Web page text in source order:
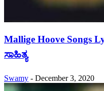
Mallige Hoove Songs
ಸಾಹಿತ್ಯ
Swamy - December 3, 2020